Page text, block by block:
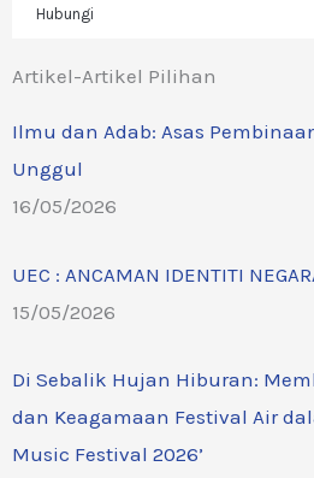
Hubungi
Artikel-Artikel Pilihan
Ilmu dan Adab: Asas
Unggul
16/05/2026
UEC : ANCAMAN IDENTITI
15/05/2026
Di Sebalik Hujan Hiburan:
dan Keagamaan Festival Air
Music Festival 2026’